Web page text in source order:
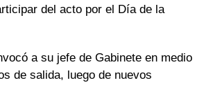
del acto por el Día de la
a su jefe de Gabinete en medio
de salida, luego de nuevos